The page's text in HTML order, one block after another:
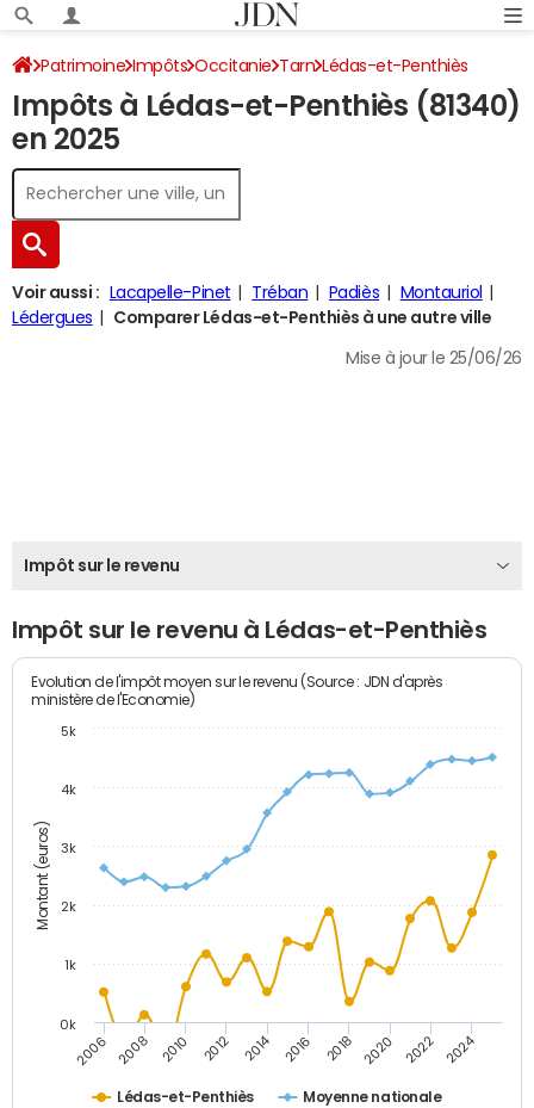
Patrimoine Impôts Occitanie Tarn Lédas-et-Penthiès
Impôt sur le revenu
Impôts à Lédas-et-Penthiès (81340)
en 2025
Voir aussi : Lacapelle-Pinet Tréban Padiès
Montauriol
Lédergues
Comparer Lédas-et-Penthiès à une autre ville
Mise à jour le 25/06/26
Impôt sur le revenu
Impôt sur le revenu à Lédas-et-Penthiès
Montant (euros)
Evolution de l'impôt moyen sur le revenu (Source : JDN d'après
ministère de l'Economie)
Lédas-et-Penthiès Moyenne nationale
2006 2008 2010 2012 2014 2016 2018 2020 2022 2024
0k
1k
2k
3k
4k
5k